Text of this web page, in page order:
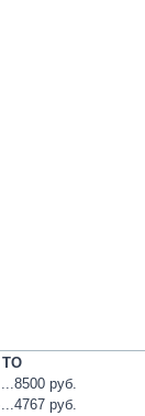
ТО
...8500 руб.
...4767 руб.